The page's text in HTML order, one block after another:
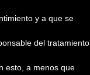
y a que se
del tratamiento
esto, a menos que